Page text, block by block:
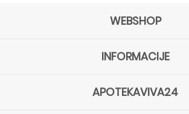
WEBSHOP
INFORMACIJE
APOTEKAVIVA24